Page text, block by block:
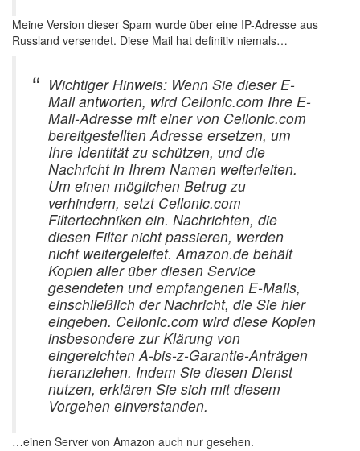
Meine Version dieser Spam wurde über eine IP-Adresse aus
Russland versendet. Diese Mail hat definitiv niemals…
Wichtiger Hinweis: Wenn Sie dieser E-
Mail antworten, wird Cellonic.com Ihre E-
Mail-Adresse mit einer von Cellonic.com
bereitgestellten Adresse ersetzen, um
Ihre Identität zu schützen, und die
Nachricht in Ihrem Namen weiterleiten.
Um einen möglichen Betrug zu
verhindern, setzt Cellonic.com
Filtertechniken ein. Nachrichten, die
diesen Filter nicht passieren, werden
nicht weitergeleitet. Amazon.de behält
Kopien aller über diesen Service
gesendeten und empfangenen E-Mails,
einschließlich der Nachricht, die Sie hier
eingeben. Cellonic.com wird diese Kopien
insbesondere zur Klärung von
eingereichten A-bis-z-Garantie-Anträgen
heranziehen. Indem Sie diesen Dienst
nutzen, erklären Sie sich mit diesem
Vorgehen einverstanden.
…einen Server von Amazon auch nur gesehen.